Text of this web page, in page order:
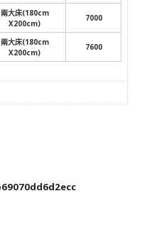
兩大床(180cm
X200cm)
7000
兩大床(180cm
X200cm)
7600